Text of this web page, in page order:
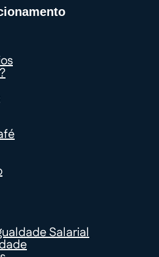
Salarial